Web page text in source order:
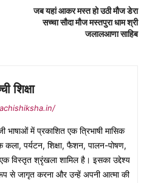
जब यहां आकर मस्त हो उठी मौज डेरा
सच्चा सौदा मौज मस्तपुरा धाम श्री
जलालआणा साहिब
शिक्षा
भाषाओं में प्रकाशित एक त्रिभाषी मासिक
पर्यटन, शिक्षा, फैशन, पालन-पोषण,
विस्तृत श्रृंखला शामिल है। इसका उद्देश्य
से जागृत करना और उन्हें अपनी आत्मा की